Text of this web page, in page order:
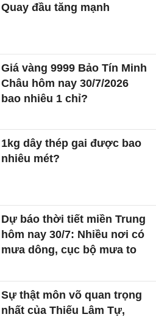
Quay đầu tăng mạnh
Giá vàng 9999 Bảo Tín Minh
Châu hôm nay 30/7/2026
bao nhiêu 1 chỉ?
1kg dây thép gai được bao
nhiêu mét?
Dự báo thời tiết miền Trung
hôm nay 30/7: Nhiều nơi có
mưa dông, cục bộ mưa to
Sự thật môn võ quan trọng
nhất của Thiếu Lâm Tự,